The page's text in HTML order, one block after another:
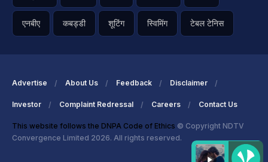
एनबीए कबड्डी शूटिंग स्विमिंग टेबल टेनिस
Advertise About Us Feedback Disclaimer
Investor Complaint Redressal Careers Contact Us
This website follows the DNPA Code of Ethics © Copyright NDTV
Convergence Limited 2026. All rights reserved.